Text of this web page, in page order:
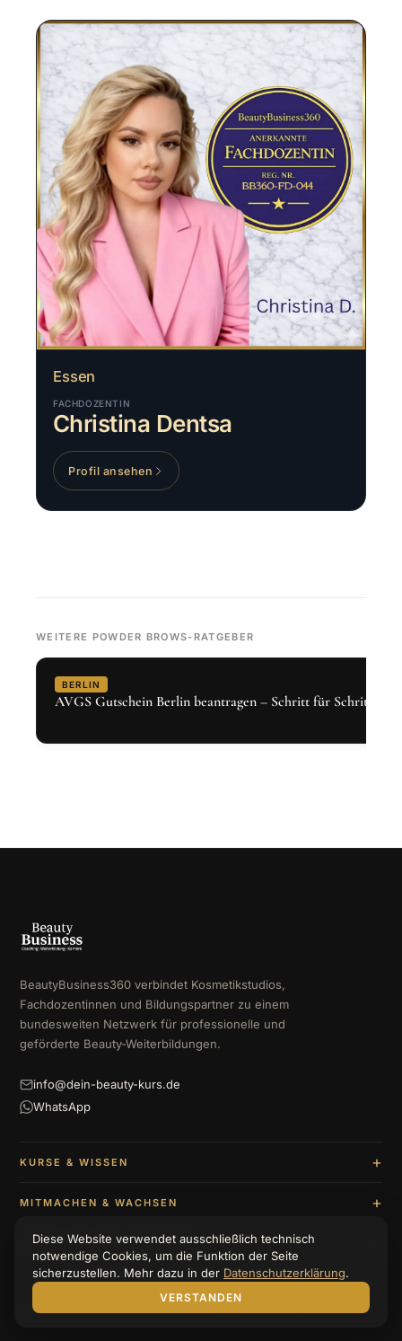
Essen
FACHDOZENTIN
Christina Dentsa
Profil ansehen
WEITERE POWDER BROWS-RATGEBER
BERLIN
AVGS Gutschein Berlin beantragen – Schritt für Schritt 2026
BeautyBusiness360 verbindet Kosmetikstudios,
Fachdozentinnen und Bildungspartner zu einem
bundesweiten Netzwerk für professionelle und
geförderte Beauty-Weiterbildungen.
info@dein-beauty-kurs.de
WhatsApp
KURSE & WISSEN
MITMACHEN & WACHSEN
UNTERNEHMEN & BERATUNG
© 2026 BeautyBusiness360ImpressumDatenschutzerklärung
Diese Website verwendet ausschließlich technisch
notwendige Cookies, um die Funktion der Seite
sicherzustellen. Mehr dazu in der Datenschutzerklärung.
VERSTANDEN